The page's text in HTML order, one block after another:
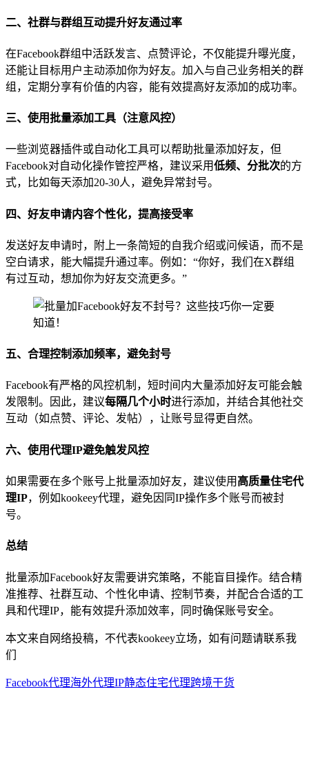
二、社群与群组互动提升好友通过率
在Facebook群组中活跃发言、点赞评论，不仅能提升曝光度，
还能让目标用户主动添加你为好友。加入与自己业务相关的群
组，定期分享有价值的内容，能有效提高好友添加的成功率。
三、使用批量添加工具（注意风控）
一些浏览器插件或自动化工具可以帮助批量添加好友，但
Facebook对自动化操作管控严格，建议采用低频、分批次的方
式，比如每天添加20-30人，避免异常封号。
四、好友申请内容个性化，提高接受率
发送好友申请时，附上一条简短的自我介绍或问候语，而不是
空白请求，能大幅提升通过率。例如：“你好，我们在X群组
有过互动，想加你为好友交流更多。”
五、合理控制添加频率，避免封号
Facebook有严格的风控机制，短时间内大量添加好友可能会触
发限制。因此，建议每隔几个小时进行添加，并结合其他社交
互动（如点赞、评论、发帖），让账号显得更自然。
六、使用代理IP避免触发风控
如果需要在多个账号上批量添加好友，建议使用 高质量住宅代
理IP，例如kookeey代理，避免因同IP操作多个账号而被封
号。
总结
批量添加Facebook好友需要讲究策略，不能盲目操作。结合精
准推荐、社群互动、个性化申请、控制节奏，并配合合适的工
具和代理IP，能有效提升添加效率，同时确保账号安全。
本文来自网络投稿，不代表kookeey立场，如有问题请联系我
们
Facebook代理海外代理IP静态住宅代理跨境干货